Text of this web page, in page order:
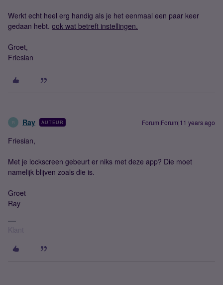
Werkt echt heel erg handig als je het eenmaal een paar keer
gedaan hebt. ook wat betreft instellingen.
Groet,
Friesian
R Ray AUTEUR Forum|Forum|11 years ago
Friesian,
Met je lockscreen gebeurt er niks met deze app? Die moet
namelijk blijven zoals die is.
Groet
Ray
Klant